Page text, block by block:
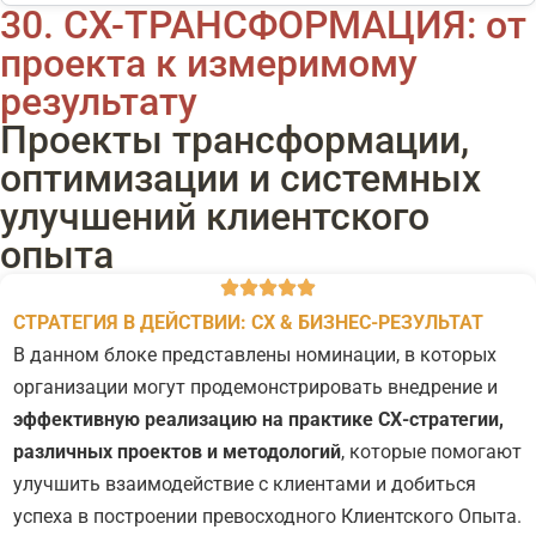
30. CX-ТРАНСФОРМАЦИЯ: от
проекта к измеримому
результату
Проекты трансформации,
оптимизации и системных
улучшений клиентского
опыта
СТРАТЕГИЯ В ДЕЙСТВИИ: CX & БИЗНЕС-РЕЗУЛЬТАТ
В данном блоке представлены номинации, в которых
организации могут продемонстрировать внедрение и
эффективную реализацию на практике СХ-стратегии,
различных проектов и методологий, которые помогают
улучшить взаимодействие с клиентами и добиться
успеха в построении превосходного Клиентского Опыта.